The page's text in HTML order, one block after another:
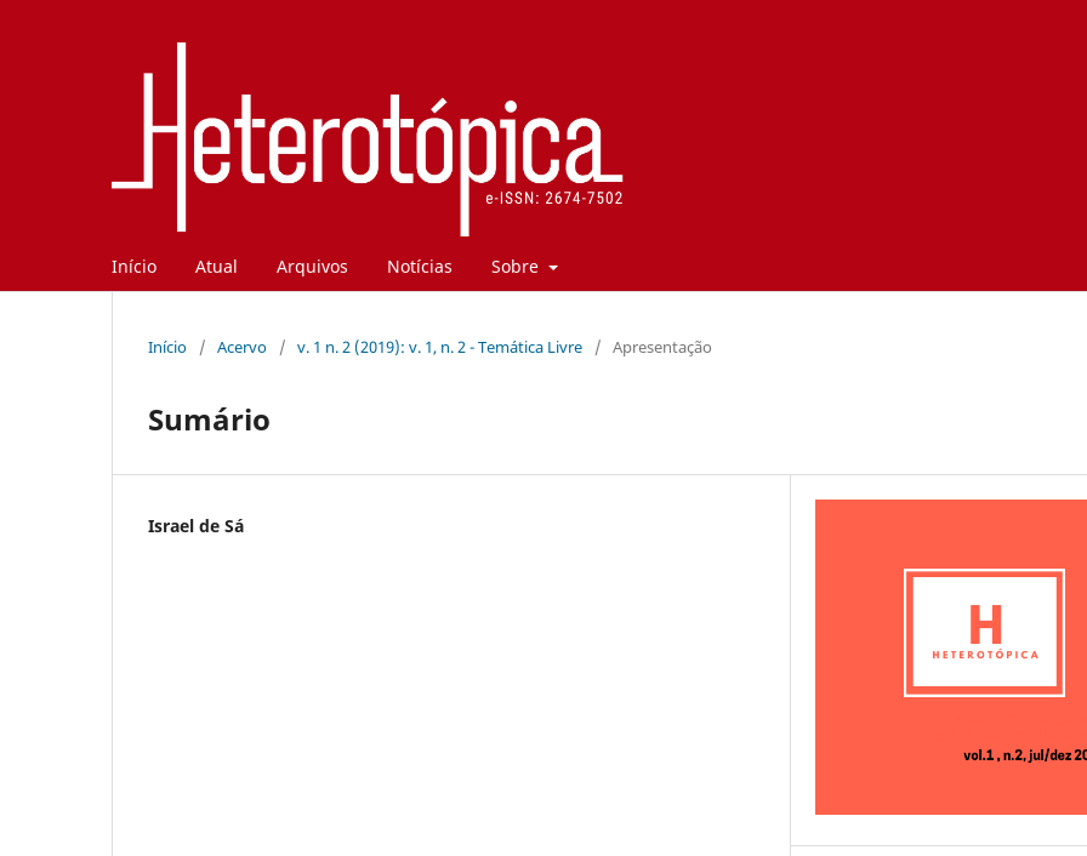
Início Atual Arquivos Notícias Sobre
Início / Acervo / v. 1 n. 2 (2019): v. 1, n. 2 - Temática Livre / Apresentação
Sumário
Israel de Sá